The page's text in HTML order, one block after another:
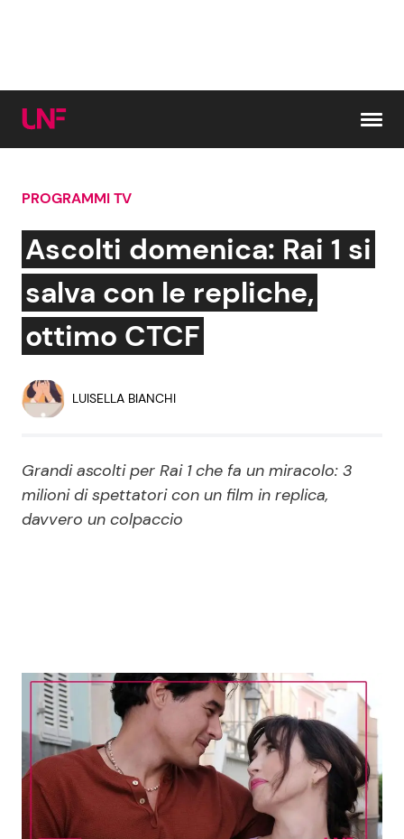
Cerca:
News e Cronaca
Attualità Italiana
Economia
Persone Scomparse
Politica
Gossip e TV
Bellezze VIP
Programmi TV
News Cinema
News Musica
News Spettacolo
News dal mondo
PROGRAMMI TV
Ascolti domenica: Rai 1 si
salva con le repliche,
ottimo CTCF
LUISELLA BIANCHI
Grandi ascolti per Rai 1 che fa un miracolo: 3
milioni di spettatori con un film in replica,
davvero un colpaccio